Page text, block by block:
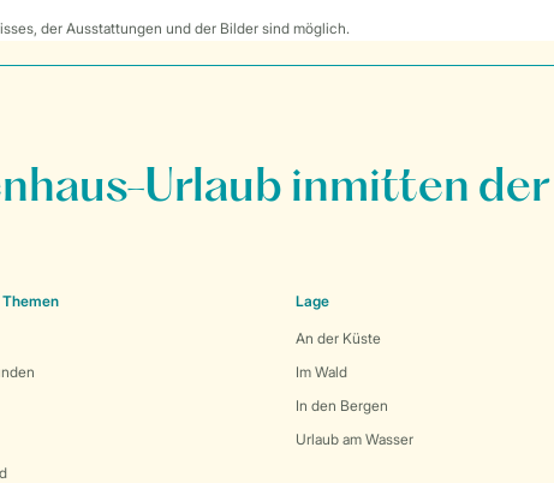
der Ausstattungen und der Bilder sind möglich.
Urlaub inmitten
Themen Lage
An der Küste
Im Wald
In den Bergen
Urlaub am Wasser